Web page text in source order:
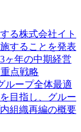
る株式会社イト
することを発表
ヶ年の中期経営
点戦略
ループ全体最適
目指し、グルー
組織再編の概要